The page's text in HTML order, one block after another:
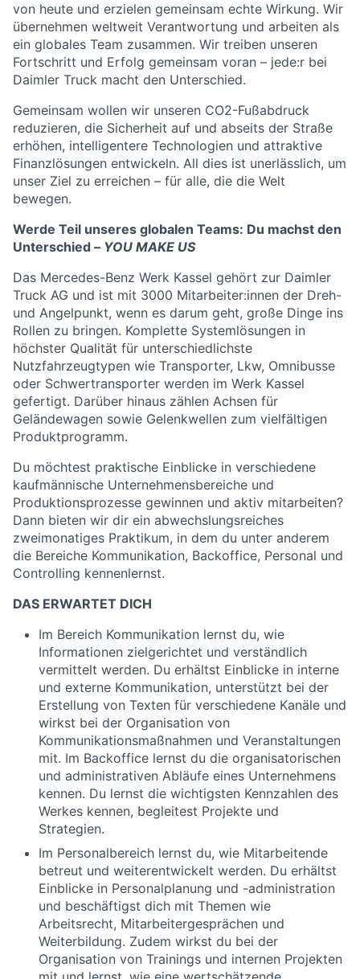
von heute und erzielen gemeinsam echte Wirkung. Wir
übernehmen weltweit Verantwortung und arbeiten als
ein globales Team zusammen. Wir treiben unseren
Fortschritt und Erfolg gemeinsam voran – jede:r bei
Daimler Truck macht den Unterschied.
Gemeinsam wollen wir unseren CO2-Fußabdruck
reduzieren, die Sicherheit auf und abseits der Straße
erhöhen, intelligentere Technologien und attraktive
Finanzlösungen entwickeln. All dies ist unerlässlich, um
unser Ziel zu erreichen – für alle, die die Welt
bewegen.
Werde Teil unseres globalen Teams: Du machst den
Unterschied – YOU MAKE US
Das Mercedes-Benz Werk Kassel gehört zur Daimler
Truck AG und ist mit 3000 Mitarbeiter:innen der Dreh-
und Angelpunkt, wenn es darum geht, große Dinge ins
Rollen zu bringen. Komplette Systemlösungen in
höchster Qualität für unterschiedlichste
Nutzfahrzeugtypen wie Transporter, Lkw, Omnibusse
oder Schwertransporter werden im Werk Kassel
gefertigt. Darüber hinaus zählen Achsen für
Geländewagen sowie Gelenkwellen zum vielfältigen
Produktprogramm.
Du möchtest praktische Einblicke in verschiedene
kaufmännische Unternehmensbereiche und
Produktionsprozesse gewinnen und aktiv mitarbeiten?
Dann bieten wir dir ein abwechslungsreiches
zweimonatiges Praktikum, in dem du unter anderem
die Bereiche Kommunikation, Backoffice, Personal und
Controlling kennenlernst.
DAS ERWARTET DICH
Im Bereich Kommunikation lernst du, wie
Informationen zielgerichtet und verständlich
vermittelt werden. Du erhältst Einblicke in interne
und externe Kommunikation, unterstützt bei der
Erstellung von Texten für verschiedene Kanäle und
wirkst bei der Organisation von
Kommunikationsmaßnahmen und Veranstaltungen
mit. Im Backoffice lernst du die organisatorischen
und administrativen Abläufe eines Unternehmens
kennen. Du lernst die wichtigsten Kennzahlen des
Werkes kennen, begleitest Projekte und
Strategien.
Im Personalbereich lernst du, wie Mitarbeitende
betreut und weiterentwickelt werden. Du erhältst
Einblicke in Personalplanung und -administration
und beschäftigst dich mit Themen wie
Arbeitsrecht, Mitarbeitergesprächen und
Weiterbildung. Zudem wirkst du bei der
Organisation von Trainings und internen Projekten